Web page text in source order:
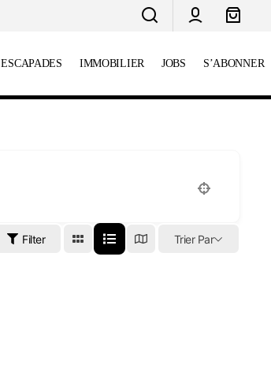
ESCAPADES IMMOBILIER JOBS S’ABONNER
Filter Trier Par